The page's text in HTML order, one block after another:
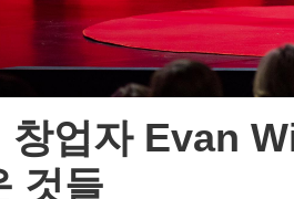
창업자 Evan
것들